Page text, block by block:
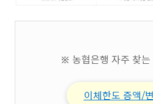
※ 농협은행 자주 찾
이체한도 증액/